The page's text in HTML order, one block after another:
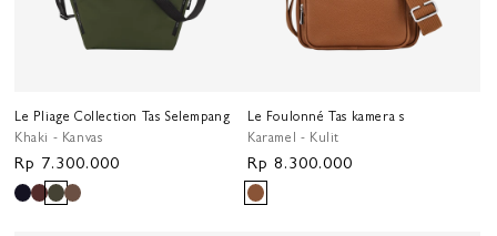
Le Pliage Collection Tas Selempang
Khaki - Kanvas
Harga
reguler
Rp 7.300.000
Le Foulonné Tas kamera s
Karamel - Kulit
Harga
reguler
Rp 8.300.000